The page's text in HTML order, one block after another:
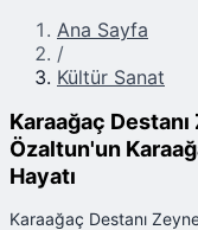
Ana Sayfa
/
Kültür Sanat
Karaağaç
Özaltun'un
Hayatı
Karaağaç Destanı